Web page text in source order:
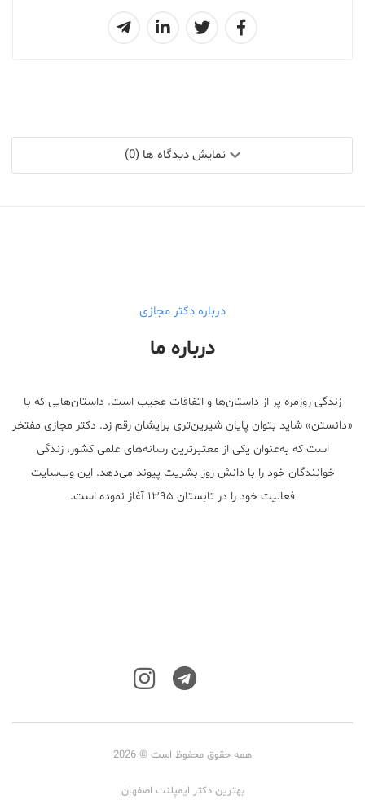
نمایش دیدگاه ها (0)
درباره دکتر مجازی
درباره ما
زندگی روزمره پر از داستان‌ها و اتفاقات عجیب است. داستان‌هایی که با
«دانستن» شاید بتوان پایان شیرین‌تری برایشان رقم زد. دکتر مجازی مفتخر
است که به‌عنوان یکی از معتبر‌ترین رسانه‌های علمی کشور، زندگی
خوانندگان خود را با دانش روز بشریت پیوند می‌دهد. این وب‌سایت
فعالیت خود را در تابستان ۱۳۹۵ آغاز نموده است.
همه حقوق محفوظ است © 2026
بهترین دکتر ایمپلنت اصفهان